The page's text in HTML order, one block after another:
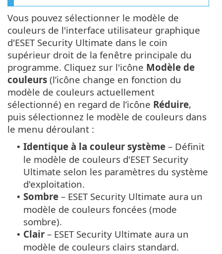
Vous pouvez sélectionner le modèle de
couleurs de l'interface utilisateur graphique
d'ESET Security Ultimate dans le coin
supérieur droit de la fenêtre principale du
programme. Cliquez sur l'icône Modèle de
couleurs (l’icône change en fonction du
modèle de couleurs actuellement
sélectionné) en regard de l’icône Réduire,
puis sélectionnez le modèle de couleurs dans
le menu déroulant :
• Identique à la couleur système – Définit
le modèle de couleurs d'ESET Security
Ultimate selon les paramètres du système
d'exploitation.
• Sombre – ESET Security Ultimate aura un
modèle de couleurs foncées (mode
sombre).
• Clair – ESET Security Ultimate aura un
modèle de couleurs clairs standard.